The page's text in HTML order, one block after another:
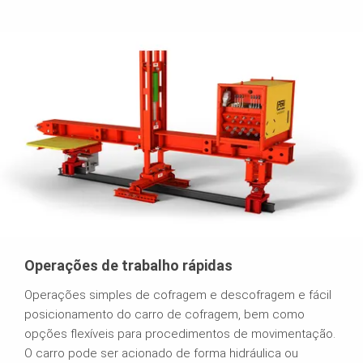
Operações de trabalho rápidas
Operações simples de cofragem e descofragem e fácil
posicionamento do carro de cofragem, bem como
opções flexíveis para procedimentos de movimentação.
O carro pode ser acionado de forma hidráulica ou